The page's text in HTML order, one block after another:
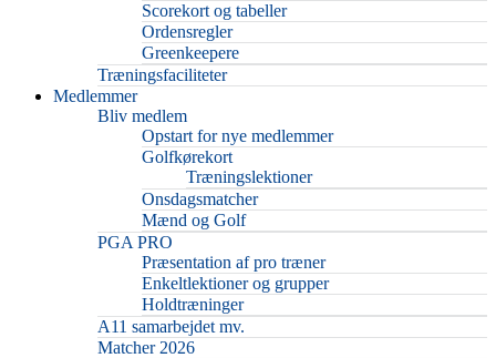
Scorekort og tabeller
Ordensregler
Greenkeepere
Træningsfaciliteter
Medlemmer
Bliv medlem
Opstart for nye medlemmer
Golfkørekort
Træningslektioner
Onsdagsmatcher
Mænd og Golf
PGA PRO
Præsentation af pro træner
Enkeltlektioner og grupper
Holdtræninger
A11 samarbejdet mv.
Matcher 2026